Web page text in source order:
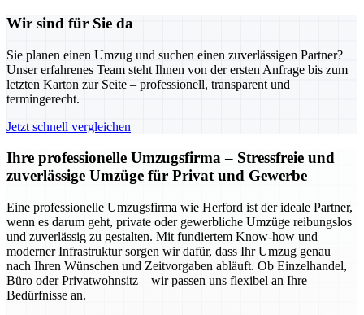
Wir sind für Sie da
Sie planen einen Umzug und suchen einen zuverlässigen Partner?
Unser erfahrenes Team steht Ihnen von der ersten Anfrage bis zum
letzten Karton zur Seite – professionell, transparent und
termingerecht.
Jetzt schnell vergleichen
Ihre professionelle Umzugsfirma – Stressfreie und
zuverlässige Umzüge für Privat und Gewerbe
Eine professionelle Umzugsfirma wie Herford ist der ideale Partner,
wenn es darum geht, private oder gewerbliche Umzüge reibungslos
und zuverlässig zu gestalten. Mit fundiertem Know-how und
moderner Infrastruktur sorgen wir dafür, dass Ihr Umzug genau
nach Ihren Wünschen und Zeitvorgaben abläuft. Ob Einzelhandel,
Büro oder Privatwohnsitz – wir passen uns flexibel an Ihre
Bedürfnisse an.